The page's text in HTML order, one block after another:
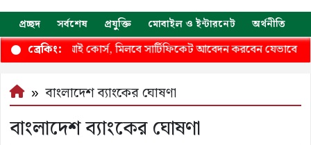
প্রচ্ছদ সর্বশেষ প্রযুক্তি মোবাইল ও ইন্টারনেট অর্থনীতি
ব্রেকিং:
গুগলের এআই কোর্স, মিলবে সার্টিফিকেট আবেদন করবেন যেভাবে
বাংলাদেশ ব্যাংকের ঘোষণা
বাংলাদেশ ব্যাংকের ঘোষণা